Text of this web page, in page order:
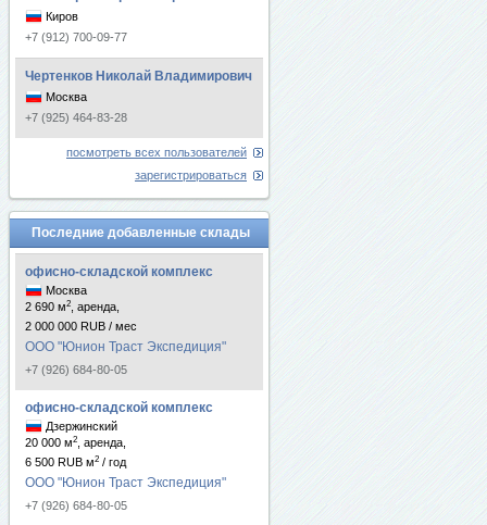
Киров
+7 (912) 700-09-77
Чертенков Николай Владимирович
Москва
+7 (925) 464-83-28
посмотреть всех пользователей
зарегистрироваться
Последние добавленные склады
офисно-складской комплекс
Москва
2 690 м2
, аренда,
2 000 000 RUB / мес
ООО "Юнион Траст Экспедиция"
+7 (926) 684-80-05
офисно-складской комплекс
Дзержинский
20 000 м2
, аренда,
6 500 RUB м2 / год
ООО "Юнион Траст Экспедиция"
+7 (926) 684-80-05